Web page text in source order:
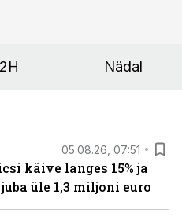
Nädal
05.08.26, 07:51
käive langes 15% ja
üle 1,3 miljoni euro